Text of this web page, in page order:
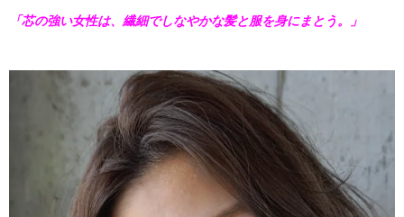
「芯の強い女性は、繊細でしなやかな髪と服を身にまとう。」